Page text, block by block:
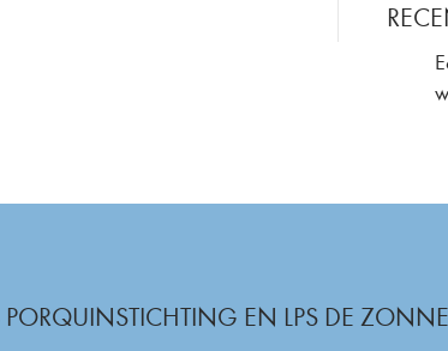
PORQUINSTICHTING EN LPS DE